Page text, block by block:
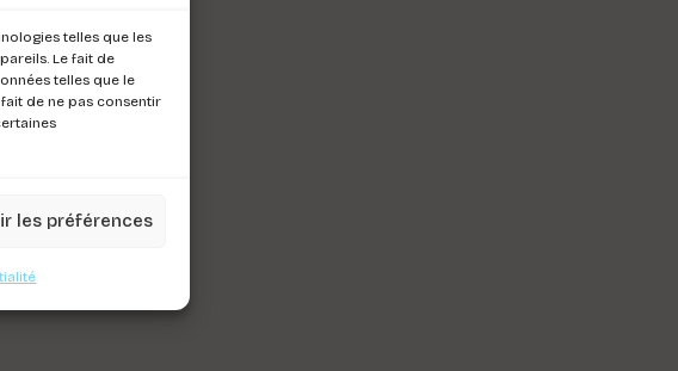
telles que les
Le fait de
telles que le
de ne pas consentir
les préférences